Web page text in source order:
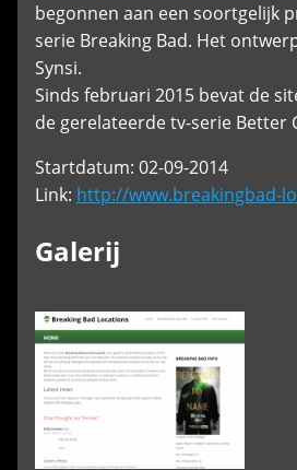
begonnen aan een soortgelijk
serie Breaking Bad. Het
Synsi.
Sinds februari 2015 bevat de
de gerelateerde tv-serie Better
Startdatum: 02-09-2014
Link: http://www.breakingbad-
Galerij